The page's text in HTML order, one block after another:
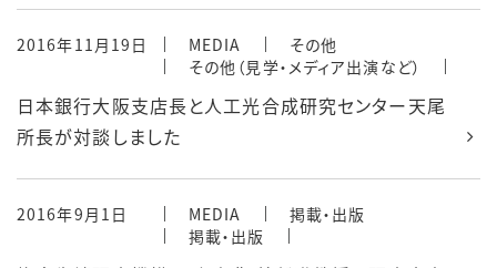
2016年11月19日 MEDIA
その他
その他（見学・メディア出演など）
日本銀行大阪支店長と人工光合成研究センター天尾
所長が対談しました
2016年9月1日 MEDIA
掲載・出版
掲載・出版